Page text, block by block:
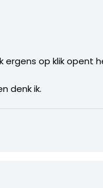
op klik opent
denk ik.